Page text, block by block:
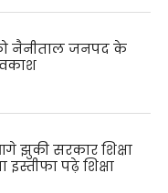
नैनीताल जनपद के
झुकी सरकार शिक्षा
इस्तीफा पढ़े शिक्षा